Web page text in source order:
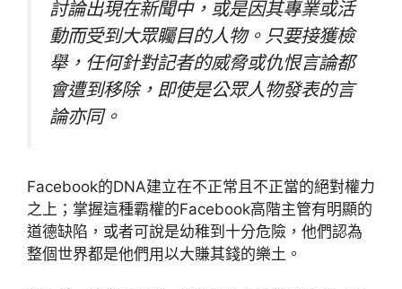
討論出現在新聞中，或是因其專業或活
動而受到大眾矚目的人物。只要接獲檢
舉，任何針對記者的威脅或仇恨言論都
會遭到移除，即使是公眾人物發表的言
論亦同。
Facebook的DNA建立在不正常且不正當的絕對權力
之上；掌握這種霸權的Facebook高階主管有明顯的
道德缺陷，或者可說是幼稚到十分危險，他們認為
整個世界都是他們用以大賺其錢的樂土。